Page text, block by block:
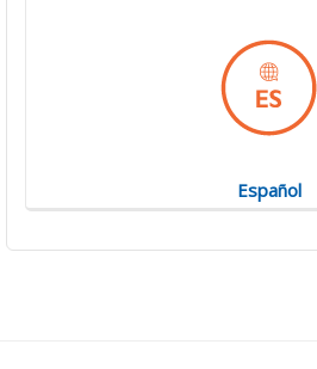
Español